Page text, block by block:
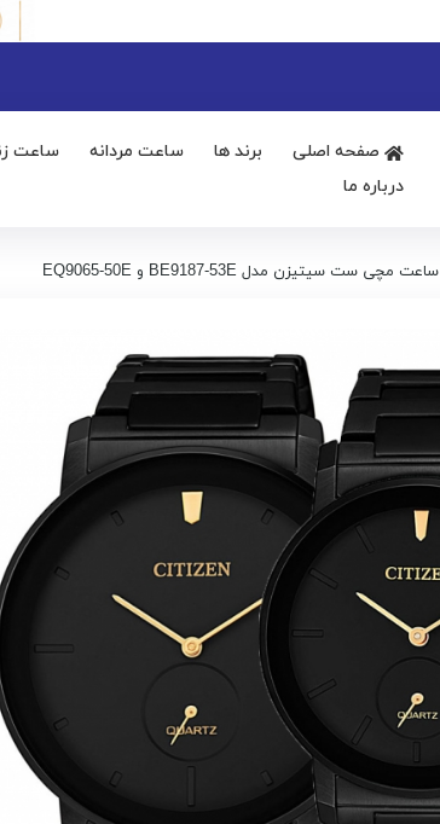
صفحه اصلی برند ها ساعت مردانه ساعت
درباره ما
ساعت مچی ست سیتیزن مدل BE9187-53E و EQ9065-50E